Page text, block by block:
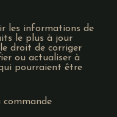
les informations de
le plus à jour
droit de corriger
ou actualiser à
pourraient être
commande